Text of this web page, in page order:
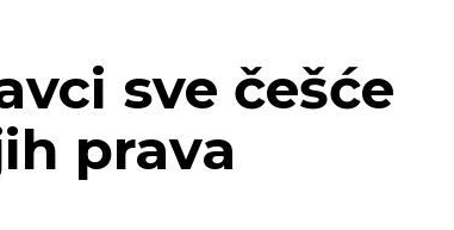
sve češće
prava